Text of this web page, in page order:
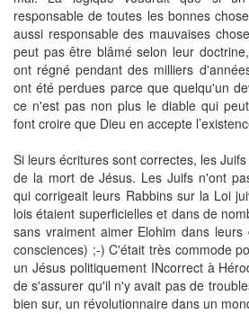
responsable de toutes les bonnes
aussi responsable des mauvaises
peut pas être blâmé selon leur
ont régné pendant des milliers
ont été perdues parce que quelqu'un
ce n'est pas non plus le diable qui
font croire que Dieu en accepte
Si leurs écritures sont correctes, les
de la mort de Jésus. Les Juifs n'ont
qui corrigeait leurs Rabbins sur la Loi
lois étaient superficielles et dans de
sans vraiment aimer Elohim dans
consciences) ;-) C'était très commode
un Jésus politiquement INcorrect à
de s'assurer qu'il n'y avait pas de
bien sur, un révolutionnaire dans un